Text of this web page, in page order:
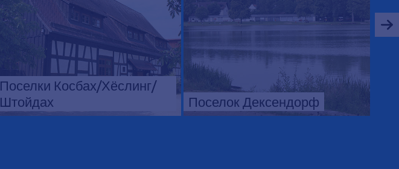
Поселки Косбах/Хёслинг/
Штойдах
Поселок Дексендорф